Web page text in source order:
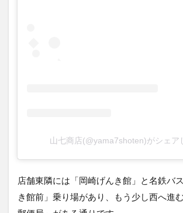
山七商店(@yama7shoten)がシェア
店舗東隣には「岡崎げんき館」と名鉄バ
き館前」乗り場があり、もう少し西へ進